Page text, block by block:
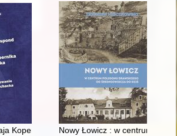
Kopernika z rodu ŚlązakaNowy Łowicz : w centrum